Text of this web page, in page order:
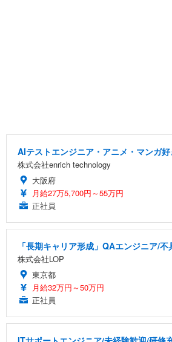
AIテストエンジニア・アニメ・マンガ
株式会社enrich technology
大阪府
月給27万5,700円～55万円
正社員
「長期キャリア形成」QAエンジニア/
株式会社LOP
東京都
月給32万円～50万円
正社員